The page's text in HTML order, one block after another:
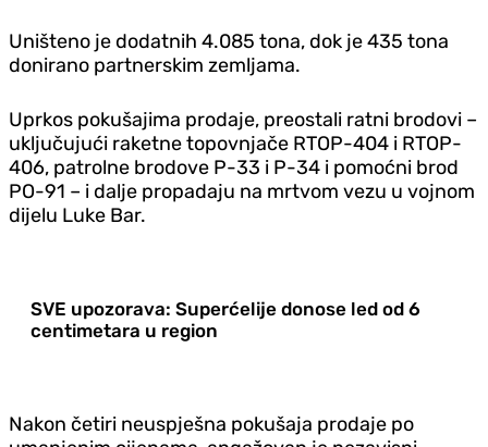
Uništeno je dodatnih 4.085 tona, dok je 435 tona
donirano partnerskim zemljama.
Uprkos pokušajima prodaje, preostali ratni brodovi –
uključujući raketne topovnjače RTOP-404 i RTOP-
406, patrolne brodove P-33 i P-34 i pomoćni brod
PO-91 – i dalje propadaju na mrtvom vezu u vojnom
dijelu Luke Bar.
SVE upozorava: Superćelije donose led od 6
centimetara u region
Nakon četiri neuspješna pokušaja prodaje po